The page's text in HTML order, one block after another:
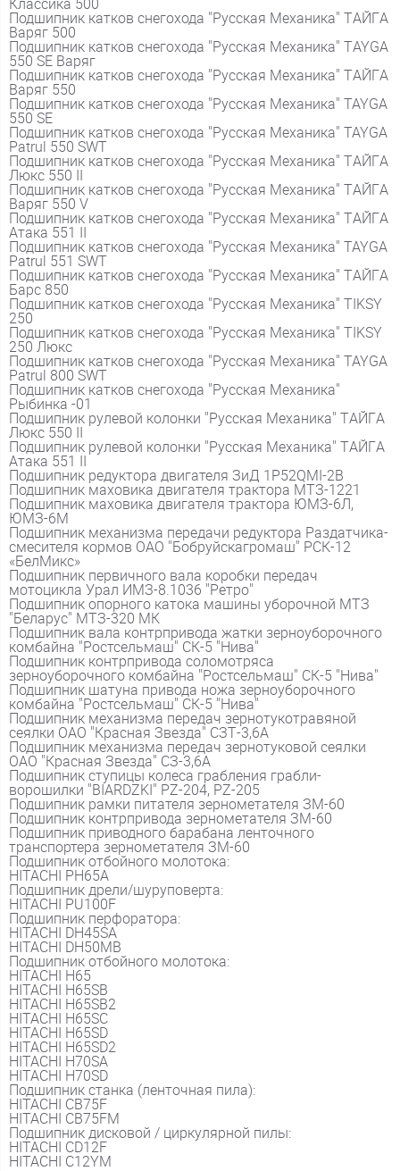
Классика 500
Подшипник катков снегохода "Русская Механика" ТАЙГА
Варяг 500
Подшипник катков снегохода "Русская Механика" ТAYGA
550 SE Варяг
Подшипник катков снегохода "Русская Механика" ТАЙГА
Варяг 550
Подшипник катков снегохода "Русская Механика" TAYGA
550 SE
Подшипник катков снегохода "Русская Механика" TAYGA
Patrul 550 SWT
Подшипник катков снегохода "Русская Механика" ТАЙГА
Люкс 550 II
Подшипник катков снегохода "Русская Механика" ТАЙГА
Варяг 550 V
Подшипник катков снегохода "Русская Механика" ТАЙГА
Атака 551 II
Подшипник катков снегохода "Русская Механика" TAYGA
Patrul 551 SWT
Подшипник катков снегохода "Русская Механика" ТАЙГА
Барс 850
Подшипник катков снегохода "Русская Механика" TIKSY
250
Подшипник катков снегохода "Русская Механика" TIKSY
250 Люкс
Подшипник катков снегохода "Русская Механика" TAYGA
Patrul 800 SWT
Подшипник катков снегохода "Русская Механика"
Рыбинка -01
Подшипник рулевой колонки "Русская Механика" ТАЙГА
Люкс 550 II
Подшипник рулевой колонки "Русская Механика" ТАЙГА
Атака 551 II
Подшипник редуктора двигателя ЗиД 1P52QMI-2B
Подшипник маховика двигателя трактора МТЗ-1221
Подшипник маховика двигателя трактора ЮМЗ-6Л,
ЮМЗ-6М
Подшипник механизма передачи редуктора Раздатчика-
смесителя кормов ОАО "Бобруйскагромаш" РСК-12
«БелМикс»
Подшипник первичного вала коробки передач
мотоцикла Урал ИМЗ-8.1036 "Ретро"
Подшипник опорного катока машины уборочной МТЗ
"Беларус" МТЗ-320 МК
Подшипник вала контрпривода жатки зерноуборочного
комбайна "Ростсельмаш" СК-5 "Нива"
Подшипник контрпривода соломотряса
зерноуборочного комбайна "Ростсельмаш" СК-5 "Нива"
Подшипник шатуна привода ножа зерноуборочного
комбайна "Ростсельмаш" СК-5 "Нива"
Подшипник механизма передач зернотукотравяной
сеялки ОАО "Красная Звезда" СЗТ-3,6А
Подшипник механизма передач зернотуковой сеялки
ОАО "Красная Звезда" СЗ-3,6А
Подшипник ступицы колеса грабления грабли-
ворошилки "BIARDZKI" PZ-204, PZ-205
Подшипник рамки питателя зернометателя ЗМ-60
Подшипник контрпривода зернометателя ЗМ-60
Подшипник приводного барабана ленточного
транспортера зернометателя ЗМ-60
Подшипник отбойного молотока:
HITACHI PH65A
Подшипник дрели/шуруповерта:
HITACHI PU100F
Подшипник перфоратора:
HITACHI DH45SA
HITACHI DH50MB
Подшипник отбойного молотока:
HITACHI H65
HITACHI H65SB
HITACHI H65SB2
HITACHI H65SC
HITACHI H65SD
HITACHI H65SD2
HITACHI H70SA
HITACHI H70SD
Подшипник станка (ленточная пила):
HITACHI CB75F
HITACHI CB75FM
Подшипник дисковой / циркулярной пилы:
HITACHI CD12F
HITACHI C12YM